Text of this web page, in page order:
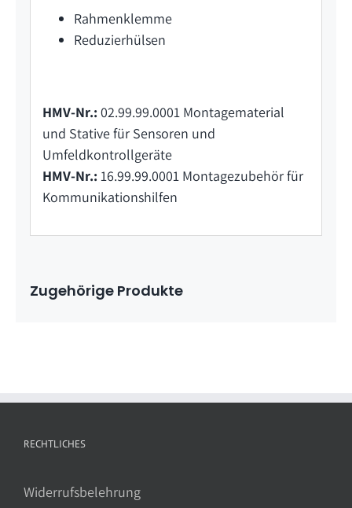
Rahmenklemme
Reduzierhülsen
HMV-Nr.: 02.99.99.0001 Montagematerial
und Stative für Sensoren und
Umfeldkontrollgeräte
HMV-Nr.: 16.99.99.0001 Montagezubehör für
Kommunikationshilfen
Zugehörige Produkte
RECHTLICHES
Widerrufsbelehrung